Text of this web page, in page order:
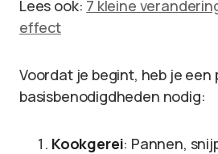
Lees ook: 7 kleine
effect
Voordat je begint, heb je een
basisbenodigdheden nodig:
Kookgerei: Pannen,